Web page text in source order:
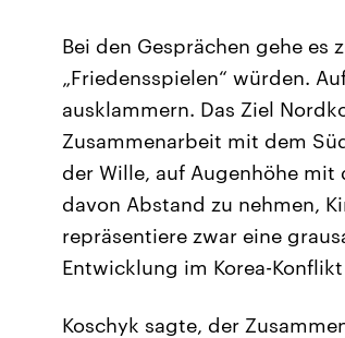
Bei den Gesprächen gehe
„Friedensspielen“ würden.
ausklammern. Das Ziel
Zusammenarbeit mit dem
der Wille, auf Augenhöhe mit
davon Abstand zu nehmen,
repräsentiere zwar eine
Entwicklung im Korea-
Koschyk sagte, der